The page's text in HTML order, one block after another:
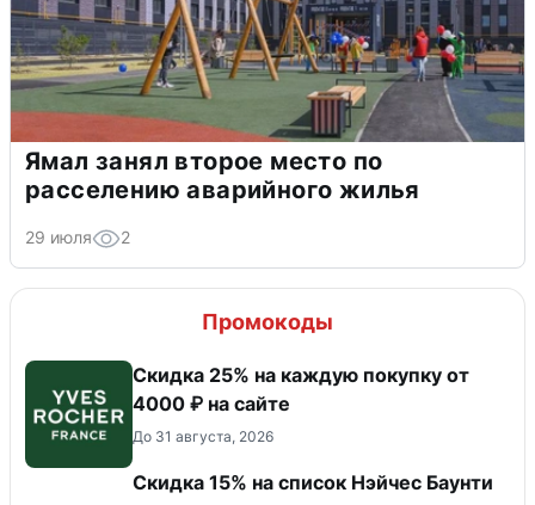
Ямал занял второе место по
расселению аварийного жилья
29 июля 2
Промокоды
Скидка 25% на каждую покупку от
4000 ₽ на сайте
До 31 августа, 2026
Скидка 15% на список Нэйчес Баунти